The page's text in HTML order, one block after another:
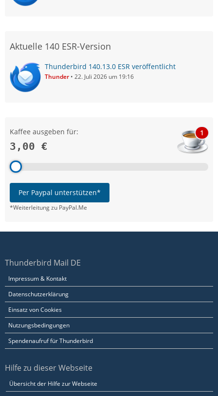
Aktuelle 140 ESR-Version
Thunderbird 140.13.0 ESR veröffentlicht
Thunder 22. Juli 2026 um 19:16
Kaffee ausgeben für:
3,00 €
1
Per Paypal unterstützen*
*Weiterleitung zu PayPal.Me
Thunderbird Mail DE
Impressum & Kontakt
Datenschutzerklärung
Einsatz von Cookies
Nutzungsbedingungen
Spendenaufruf für Thunderbird
Hilfe zu dieser Webseite
Übersicht der Hilfe zur Webseite